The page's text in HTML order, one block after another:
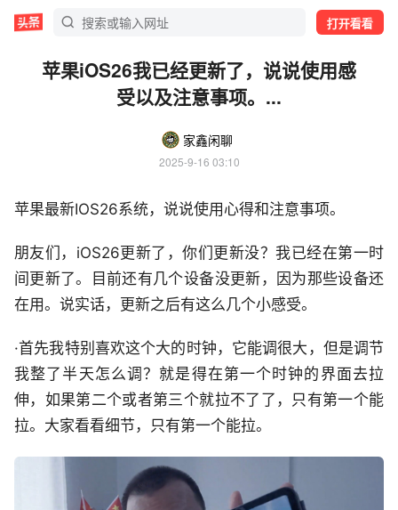
打开看看
苹果iOS26我已经更新了，说说使用感
受以及注意事项。...
家鑫闲聊
2025-9-16 03:10
苹果最新IOS26系统，说说使用心得和注意事项。
朋友们，iOS26更新了，你们更新没？我已经在第一时
间更新了。目前还有几个设备没更新，因为那些设备还
在用。说实话，更新之后有这么几个小感受。
·首先我特别喜欢这个大的时钟，它能调很大，但是调节
我整了半天怎么调？就是得在第一个时钟的界面去拉
伸，如果第二个或者第三个就拉不了了，只有第一个能
拉。大家看看细节，只有第一个能拉。